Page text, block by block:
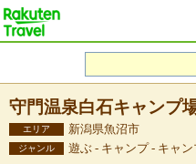
守門温泉白石キャンプ
エリア 新潟県魚沼市
ジャンル 遊ぶ - キャンプ - キャ